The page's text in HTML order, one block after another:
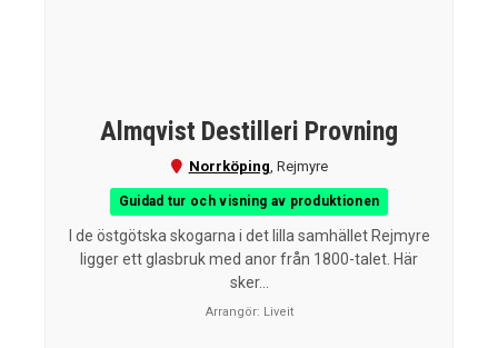
Almqvist Destilleri Provning
Norrköping Rejmyre
Guidad tur och visning av produktionen
I de östgötska skogarna i det lilla samhället Rejmyre
ligger ett glasbruk med anor från 1800-talet. Här
sker...
Arrangör: Liveit